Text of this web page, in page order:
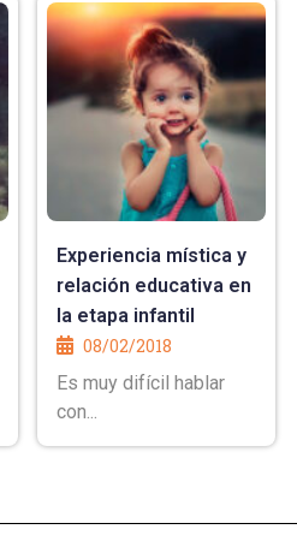
Experiencia mística y
relación educativa en
la etapa infantil
08/02/2018
Es muy difícil hablar
con...